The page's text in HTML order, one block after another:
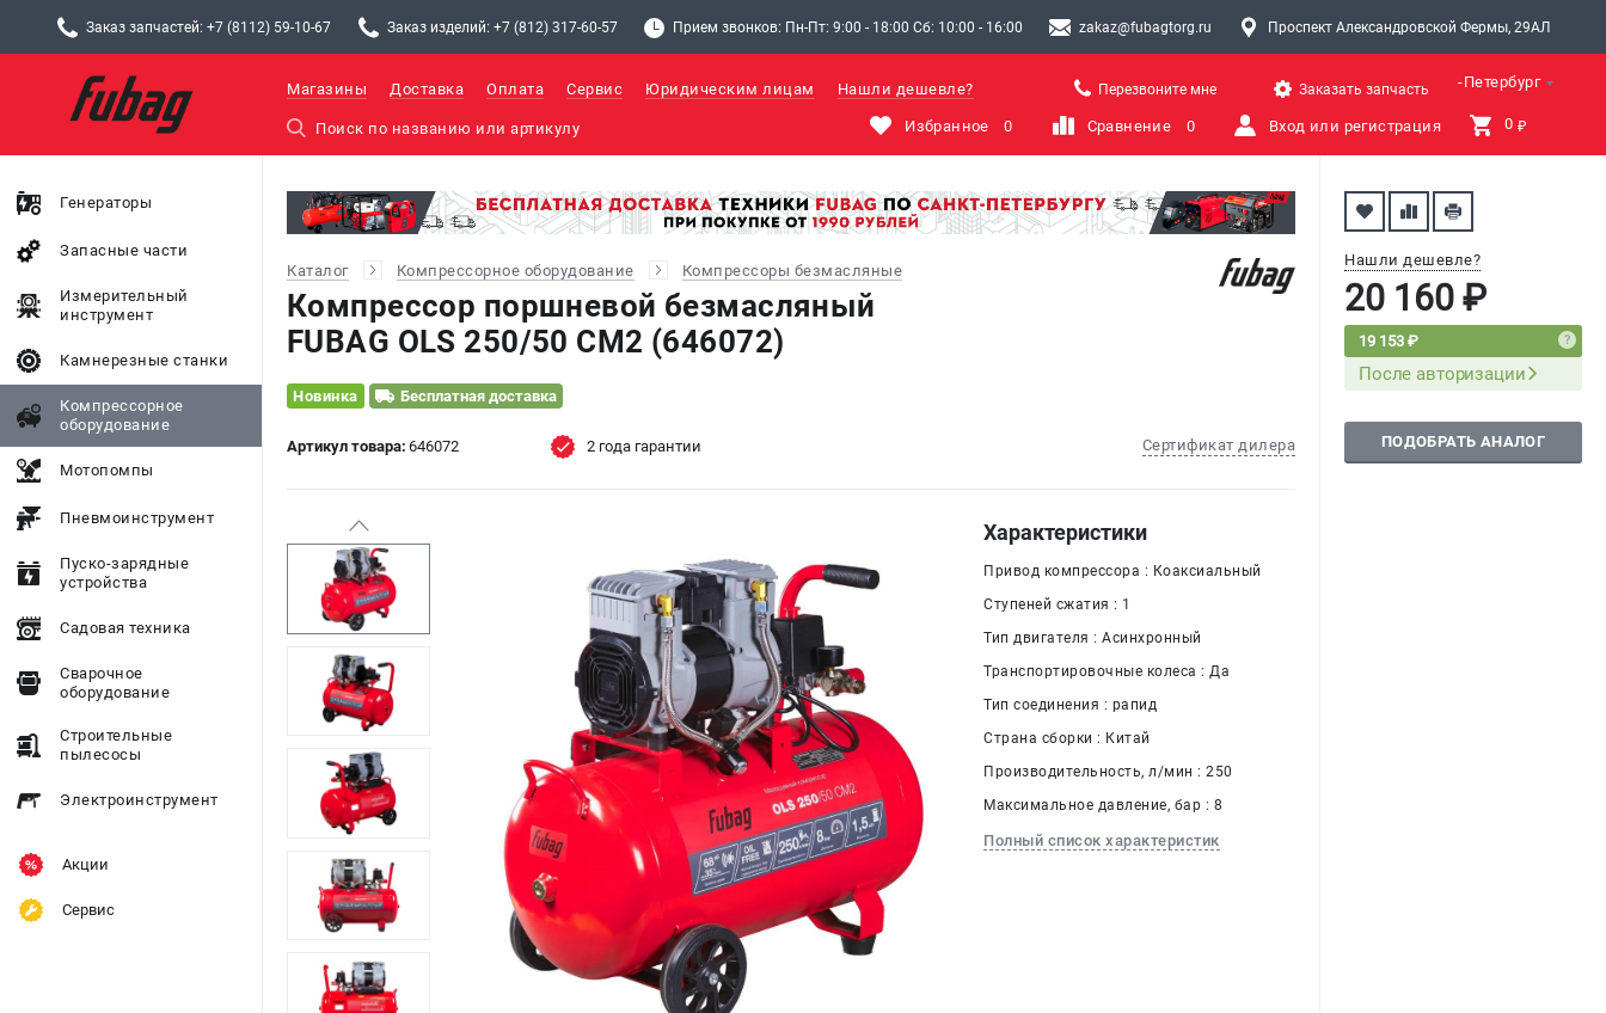
Заказ запчастей: +7 (8112) 59-10-67 Заказ изделий: +7 (812) 317-60-57 Прием звонков: Пн-Пт: 9:00 - 18:00 Сб: 10:00 - 16:00 zakaz@fubagtorg.ru Проспект Александровской Фермы, 29АЛ
Санкт-Петербург
Магазины Доставка Оплата Сервис Юридическим лицам Нашли дешевле? Перезвоните мне Заказать запчасть
Избранное 0 Сравнение 0 Вход или регистрация 0 ₽
Генераторы
Запасные части
Измерительный
инструмент
Камнерезные станки
Компрессорное
оборудование
Мотопомпы
Пневмоинструмент
Пуско-зарядные
устройства
Садовая техника
Сварочное
оборудование
Строительные
пылесосы
Электроинструмент
Акции
Сервис
Каталог Компрессорное оборудование Компрессоры безмасляные
Компрессор поршневой безмасляный
FUBAG OLS 250/50 CM2 (646072)
Новинка Бесплатная доставка
Артикул товара: 646072 Сертификат дилера
2 года гарантии
Нашли дешевле?
20 160 ₽
19 153 ₽
После авторизации
ПОДОБРАТЬ АНАЛОГ
Характеристики
Привод компрессора : Коаксиальный
Ступеней сжатия : 1
Тип двигателя : Асинхронный
Транспортировочные колеса : Да
Тип соединения : рапид
Страна сборки : Китай
Производительность, л/мин : 250
Максимальное давление, бар : 8
Полный список характеристик